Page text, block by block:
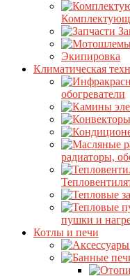
Экипировка
Климатическая
обогреватели
радиаторы,
пушки и
Котлы и печи